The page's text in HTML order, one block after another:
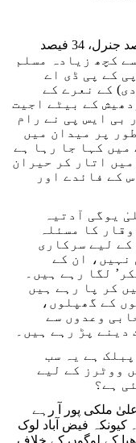
ایک اندازے کے مطابق، اس سیٹ پر 36 فیصد جنرل، 34 فیصد
20 فیصد دلت اور 9 فیصد سے کچھ زیادہ مسلم
کے پی ڈی اے
کے نعرے کے
کے بیٹے اجیت
بی ایس پی نے رام
پر میدان میں
میں کہا جا رہا ہے
اتار کر حیران
کے فائدے اور
یوگی آدتیہ
کا مسئلہ
کے لیے سرکاری
نہیں، ان کے
لگا رہے ہیں۔
کر پا رہے ہیں
کے گھپلوں،
وعدوں سے
دینے پڑ رہے ہیں۔
ہے یہ سب
ووٹرز کے لیے
ہے؟
ملکی پور آ رہے
فیض آباد لوک
کے لوگوں کے خلاف